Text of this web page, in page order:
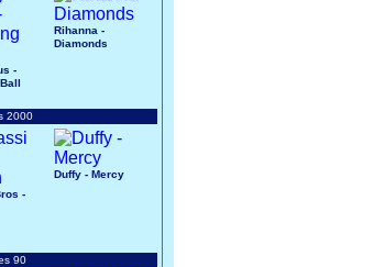
-
Rihanna -
Diamonds
2000
-
Duffy - Mercy
90